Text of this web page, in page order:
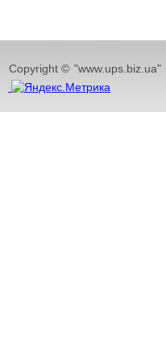
Copyright © "www.ups.biz.ua"